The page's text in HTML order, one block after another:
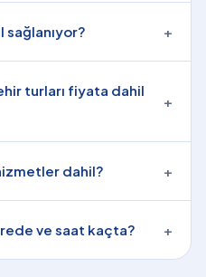
sağlanıyor? +
turları fiyata dahil
+
dahil? +
ve saat kaçta? +